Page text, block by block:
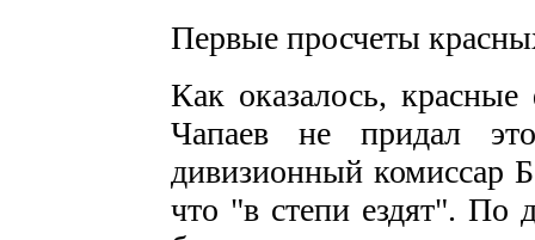
Первые просчеты
Как оказалось,
Чапаев не придал
дивизионный комиссар
что "в степи ездят". По